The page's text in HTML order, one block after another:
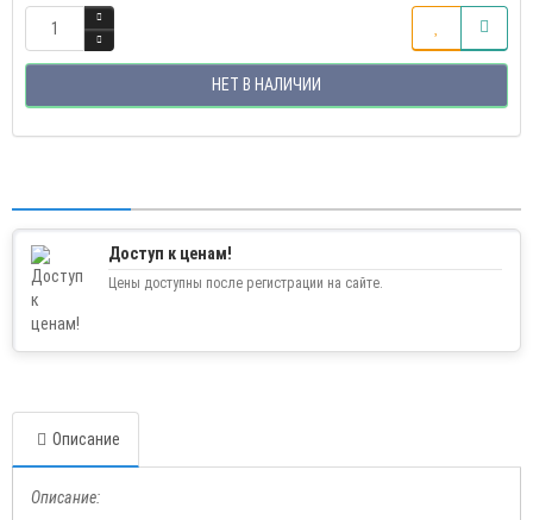
НЕТ В НАЛИЧИИ
Доступ к ценам!
Цены доступны после регистрации на сайте.
Описание
Описание: